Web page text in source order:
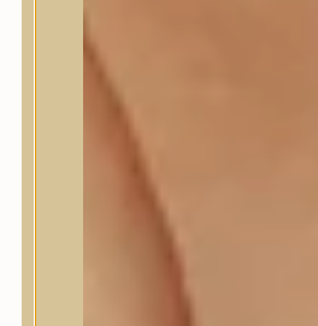
Skin&Lab
SKIN1004
Sungboon Editor
The Plant Base